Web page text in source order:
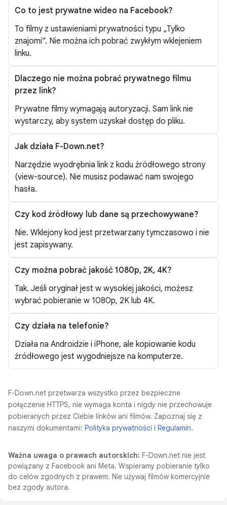
Co to jest prywatne wideo na Facebook?
To filmy z ustawieniami prywatności typu „Tylko
znajomi”. Nie można ich pobrać zwykłym wklejeniem
linku.
Dlaczego nie można pobrać prywatnego filmu
przez link?
Prywatne filmy wymagają autoryzacji. Sam link nie
wystarczy, aby system uzyskał dostęp do pliku.
Jak działa F-Down.net?
Narzędzie wyodrębnia link z kodu źródłowego strony
(view-source). Nie musisz podawać nam swojego
hasła.
Czy kod źródłowy lub dane są przechowywane?
Nie. Wklejony kod jest przetwarzany tymczasowo i nie
jest zapisywany.
Czy można pobrać jakość 1080p, 2K, 4K?
Tak. Jeśli oryginał jest w wysokiej jakości, możesz
wybrać pobieranie w 1080p, 2K lub 4K.
Czy działa na telefonie?
Działa na Androidzie i iPhone, ale kopiowanie kodu
źródłowego jest wygodniejsze na komputerze.
F-Down.net przetwarza wszystko przez bezpieczne
połączenie HTTPS, nie wymaga konta i nigdy nie przechowuje
pobieranych przez Ciebie linków ani filmów. Zapoznaj się z
naszymi dokumentami: Polityka prywatności i Regulamin.
Ważna uwaga o prawach autorskich: F-Down.net nie jest
powiązany z Facebook ani Meta. Wspieramy pobieranie tylko
do celów zgodnych z prawem. Nie używaj filmów komercyjnie
bez zgody autora.